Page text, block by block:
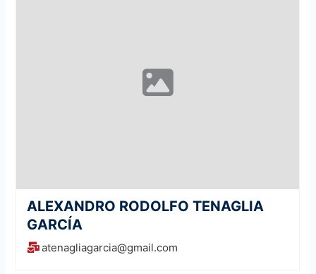
ALEXANDRO RODOLFO TENAGLIA
GARCÍA
atenagliagarcia@gmail.com